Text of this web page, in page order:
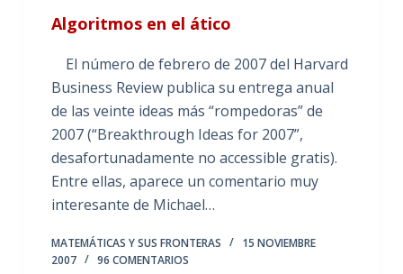
Algoritmos en el ático
El número de febrero de 2007 del Harvard
Business Review publica su entrega anual
de las veinte ideas más “rompedoras” de
2007 (“Breakthrough Ideas for 2007”,
desafortunadamente no accessible gratis).
Entre ellas, aparece un comentario muy
interesante de Michael…
MATEMÁTICAS Y SUS FRONTERAS
15 NOVIEMBRE
2007
96 COMENTARIOS